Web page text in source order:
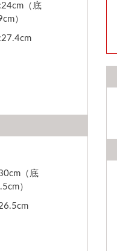
（底
）
（底
）